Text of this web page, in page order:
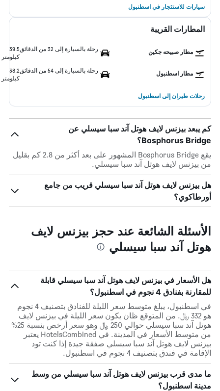
سيارات للاستئجار في اسطنبول
المطارات القريبة
مطار صبيحه جكين رحلة بالسيارة إلى 32 من الدقائق
39.5
كيلومتر
مطار اسطنبول رحلة بالسيارة إلى 54 من الدقائق
38.2
كيلومتر
رحلات طيران إلى اسطنبول
كم يبعد بيزنس لايف هوتل آند سبا سيسلي عن
Bosphorus Bridge؟
يقع Bosphorus Bridge المشهور على بعد أكثر من 2.8 كم بقليل
من بيزنس لايف هوتل آند سبا سيسلي.
هل بيزنس لايف هوتل آند سبا سيسلي قريب من جامع
أورطاكوي؟
الأسئلة الشائعة عند حجز بيزنس لايف
هوتل آند سبا سيسلي
هل الأسعار في بيزنس لايف هوتل آند سبا سيسلي قابلة
للمقارنة بفنادق 4 نجوم في اسطنبول؟
في اسطنبول، يبلغ متوسط ​​سعر الليلة للفنادق بتصنيف 4 نجوم
هو 332 ﷼. من المتوقع ظان يكون سعر الليلة في بيزنس لايف
هوتل آند سبا سيسلي حوالي 250 ﷼ وهو سعر أرخص بنسبة 25%
من متوسط الأسعار في المدينة. في HotelsCombined يعتبر
بيزنس لايف هوتل آند سبا سيسلي صفقة جيدة إذا كنت تود
الإقامة في فندق بتصنيف 4 نجوم في اسطنبول.
ما مدى قرب بيزنس لايف هوتل آند سبا سيسلي من وسط
مدينة اسطنبول؟